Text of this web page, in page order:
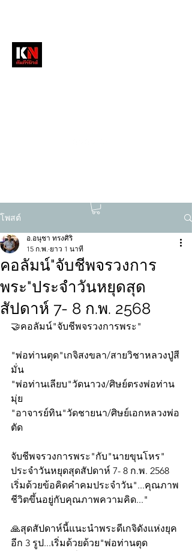
โพสต์
คอลัมน์"จับชีพจรวงการ
พระ"ประจำวันหยุดสุด
สัปดาห์ 7- 8 ก.พ. 2568
อ.อนุชา ทรงศิริ
15 ก.พ. ยาว 1 นาที
🤝คอลัมน์"จับชีพจรวงการพระ"
"พ่อท่านตุด"เกจิสงขลา/สายวิชาหลวงปู่สี
มั่น
"พ่อท่านเลียบ"วัดนาวง/ศิษย์ตรงพ่อท่าน
มุ่ย
"อาจารย์ทิน"วัดชายนา/ศิษย์เอกหลวงพ่อ
ตัด
จับชีพจรวงการพระ"กับ"นายขุนโหร"
ประจำวันหยุดสุดสัปดาห์ 7- 8 ก.พ. 2568
เริ่มด้วยข้อคิดคำคมประจำวัน"...คุณภาพ
ชีวิตขึ้นอยู่กับคุณภาพความคิด..."
🙏สุดสัปดาห์นี้แนะนำพระดีเกจิดังแห่งยุค
อีก 3 รูป...เริ่มด้วยด้วย"พ่อท่านตุด